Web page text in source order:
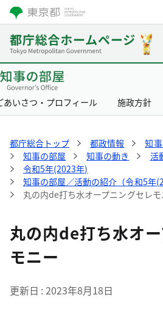
あいさつ・プロフィール 施政方針
都庁総合トップ 都政情報
知
知事の部屋
知事の動き
活
令和5年(2023年)
知事の部屋／活動の紹介（令和5年
丸の内de打ち水オープニングセレモ
丸の内de打ち水オ
モニー
更新日 2023年8月18日